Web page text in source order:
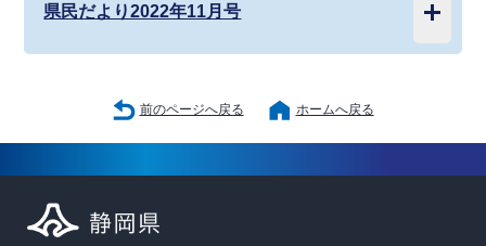
県民だより2022年11月号
前のページへ戻る ホームへ戻る